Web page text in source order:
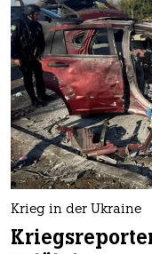
Krieg in der Ukraine